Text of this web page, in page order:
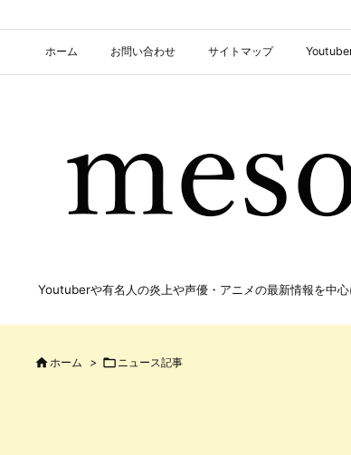
ホーム お問い合わせ サイトマップ
Youtuberや有名人の炎上や声優・アニメの最新情報を中
 ホーム >  ニュース記事